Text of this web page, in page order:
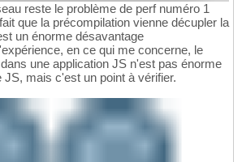
reste le problème de perf numéro 1
que la précompilation vienne décupler la
un énorme désavantage
en ce qui me concerne, le
une application JS n'est pas énorme
JS, mais c'est un point à vérifier.